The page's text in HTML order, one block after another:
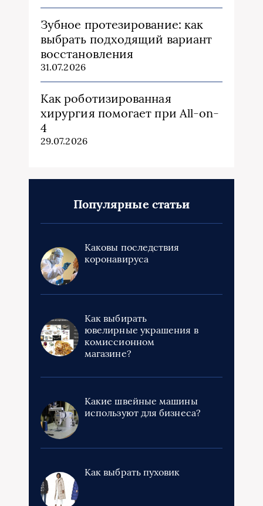
Зубное протезирование: как
выбрать подходящий вариант
восстановления
31.07.2026
Как роботизированная
хирургия помогает при All-on-
4
29.07.2026
Популярные статьи
Каковы последствия
коронавируса
Как выбирать
ювелирные украшения в
комиссионном
магазине?
Какие швейные машины
используют для бизнеса?
Как выбрать пуховик